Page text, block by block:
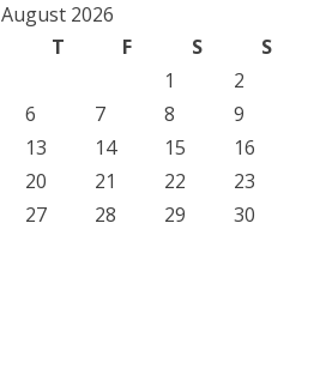
August 2026
T F S
S
1
2
6 7 8
9
13 14 15
16
20 21 22
23
27 28 29
30